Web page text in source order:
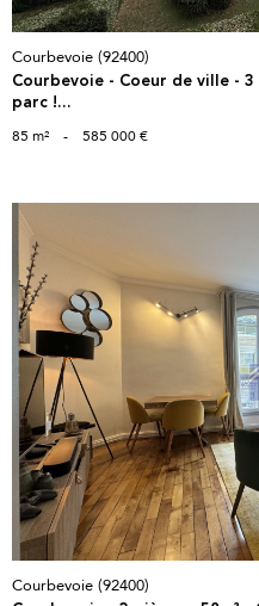
Courbevoie (92400)
Courbevoie - Coeur de ville -
parc !...
85 m² - 585 000 €
Courbevoie (92400)